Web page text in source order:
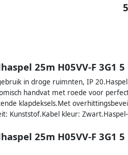
25m H05VV-F 3G1 5
in droge ruimnten, IP
handvat met roede voor
klapdeksels.Met
Kunststof.Kabel kleur:
25m H05VV-F 3G1 5